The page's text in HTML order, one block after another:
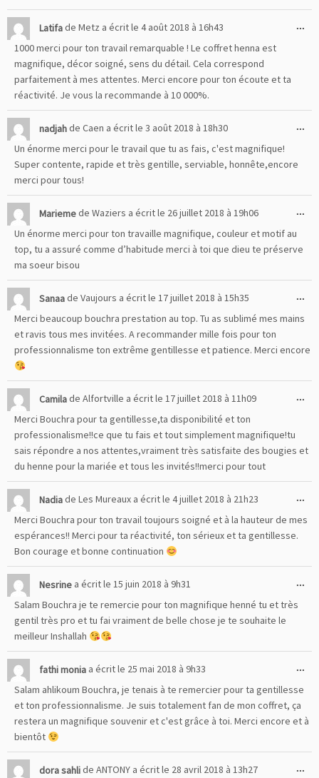
Latifade Metz a écrit le 4 août 2018 à 16h43
1000 merci pour ton travail remarquable ! Le coffret henna est
magnifique, décor soigné, sens du détail. Cela correspond
parfaitement à mes attentes. Merci encore pour ton écoute et ta
réactivité. Je vous la recommande à 10 000%.
...
nadjahde Caen a écrit le 3 août 2018 à 18h30
Un énorme merci pour le travail que tu as fais, c'est magnifique!
Super contente, rapide et très gentille, serviable, honnête,encore
merci pour tous!
...
Mariemede Waziers a écrit le 26 juillet 2018 à 19h06
Un énorme merci pour ton travaille magnifique, couleur et motif au
top, tu a assuré comme d’habitude merci à toi que dieu te préserve
ma soeur bisou
...
Sanaade Vaujours a écrit le 17 juillet 2018 à 15h35
Merci beaucoup bouchra prestation au top. Tu as sublimé mes mains
et ravis tous mes invitées. A recommander mille fois pour ton
professionnalisme ton extrême gentillesse et patience. Merci encore
...
Camilade Alfortville a écrit le 17 juillet 2018 à 11h09
Merci Bouchra pour ta gentillesse,ta disponibilité et ton
professionalisme!!ce que tu fais et tout simplement magnifique!tu
sais répondre a nos attentes,vraiment très satisfaite des bougies et
du henne pour la mariée et tous les invités!!merci pour tout
...
Nadiade Les Mureaux a écrit le 4 juillet 2018 à 21h23
Merci Bouchra pour ton travail toujours soigné et à la hauteur de mes
espérances!! Merci pour ta réactivité, ton sérieux et ta gentillesse.
Bon courage et bonne continuation
...
Nesrine a écrit le 15 juin 2018 à 9h31
Salam Bouchra je te remercie pour ton magnifique henné tu et très
gentil très pro et tu fai vraiment de belle chose je te souhaite le
meilleur Inshallah
...
fathi monia a écrit le 25 mai 2018 à 9h33
Salam ahlikoum Bouchra, je tenais à te remercier pour ta gentillesse
et ton professionnalisme. Je suis totalement fan de mon coffret, ça
restera un magnifique souvenir et c'est grâce à toi. Merci encore et à
bientôt
...
dora sahlide ANTONY a écrit le 28 avril 2018 à 13h27
...